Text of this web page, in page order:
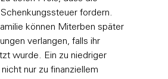
fordern.
können Miterben später
verlangen, falls ihr
wurde. Ein zu niedriger
nur zu finanziellem